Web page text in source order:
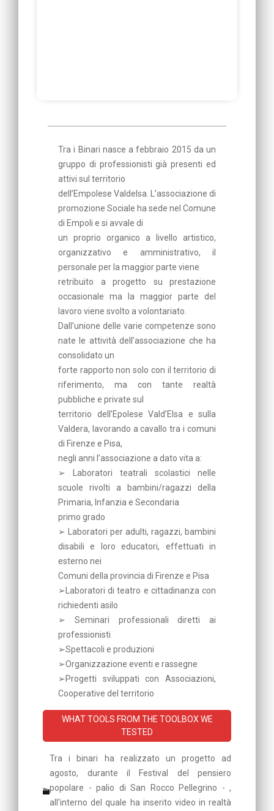
Tra i Binari nasce a febbraio 2015 da un
gruppo di professionisti già presenti ed
attivi sul territorio
dell’Empolese Valdelsa. L’associazione di
promozione Sociale ha sede nel Comune
di Empoli e si avvale di
un proprio organico a livello artistico,
organizzativo e amministrativo, il
personale per la maggior parte viene
retribuito a progetto su prestazione
occasionale ma la maggior parte del
lavoro viene svolto a volontariato.
Dall’unione delle varie competenze sono
nate le attività dell’associazione che ha
consolidato un
forte rapporto non solo con il territorio di
riferimento, ma con tante realtà
pubbliche e private sul
territorio dell’Epolese Vald’Elsa e sulla
Valdera, lavorando a cavallo tra i comuni
di Firenze e Pisa,
negli anni l’associazione a dato vita a:
➢ Laboratori teatrali scolastici nelle
scuole rivolti a bambini/ragazzi della
Primaria, Infanzia e Secondaria
primo grado
➢ Laboratori per adulti, ragazzi, bambini
disabili e loro educatori, effettuati in
esterno nei
Comuni della provincia di Firenze e Pisa
➢Laboratori di teatro e cittadinanza con
richiedenti asilo
➢ Seminari professionali diretti ai
professionisti
➢Spettacoli e produzioni
➢Organizzazione eventi e rassegne
➢Progetti sviluppati con Associazioni,
Cooperative del territorio
WHAT TOOLS FROM THE TOOLBOX WE
TESTED
Tra i binari ha realizzato un progetto ad
agosto, durante il Festival del pensiero
popolare - palio di San Rocco Pellegrino - ,
all'interno del quale ha inserito video in realtà